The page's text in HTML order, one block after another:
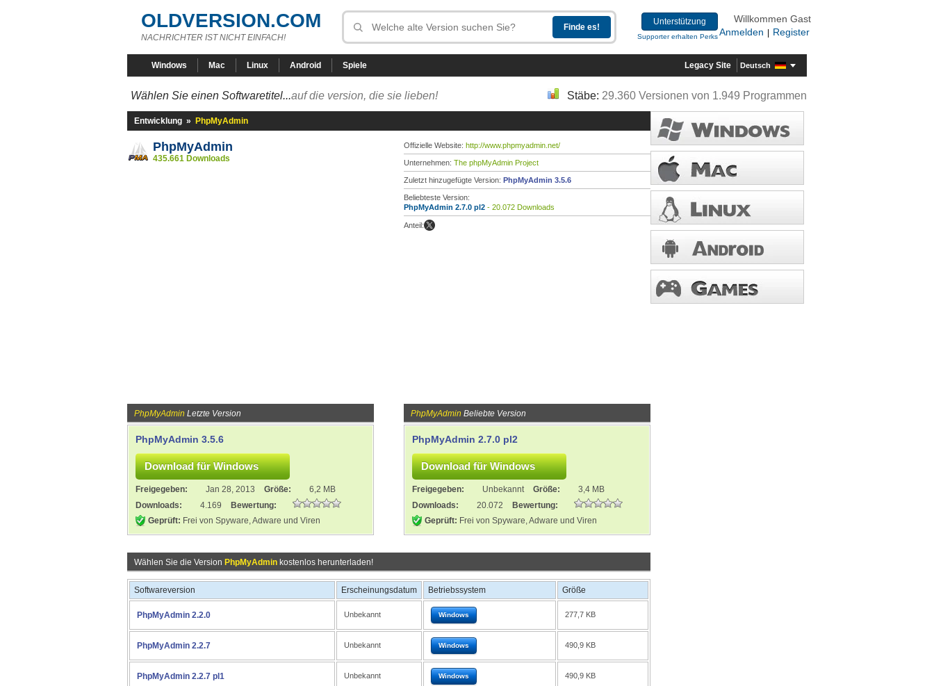
OLDVERSION.COM
NACHRICHTER IST NICHT EINFACH!
Unterstützung
Supporter erhalten Perks
Willkommen Gast
Anmelden
Register
Windows Mac Linux Android Spiele Legacy Site Deutsch
Wählen Sie einen Softwaretitel...auf die version, die sie lieben! Stäbe: 29.360 Versionen von 1.949 Programmen
Entwicklung » PhpMyAdmin
PhpMyAdmin
435.661 Downloads
Offizielle Website: http://www.phpmyadmin.net/
Unternehmen: The phpMyAdmin Project
Zuletzt hinzugefügte Version: PhpMyAdmin 3.5.6
Beliebteste Version:
PhpMyAdmin 2.7.0 pl2 - 20.072 Downloads
Anteil:
PhpMyAdmin Letzte Version
PhpMyAdmin 3.5.6
Freigegeben: Jan 28, 2013 Größe:
6,2 MB
Downloads:
4.169
Bewertung:
Geprüft: Frei von Spyware, Adware und Viren
PhpMyAdmin Beliebte Version
PhpMyAdmin 2.7.0 pl2
Freigegeben: Unbekannt Größe:
3,4 MB
Downloads:
20.072
Bewertung:
Geprüft: Frei von Spyware, Adware und Viren
Wählen Sie die Version PhpMyAdmin kostenlos herunterladen!
Softwareversion Erscheinungsdatum Betriebssystem Größe
PhpMyAdmin 2.2.0 Unbekannt Windows 277,7 KB
PhpMyAdmin 2.2.7 Unbekannt Windows 490,9 KB
PhpMyAdmin 2.2.7 pl1 Unbekannt Windows 490,9 KB